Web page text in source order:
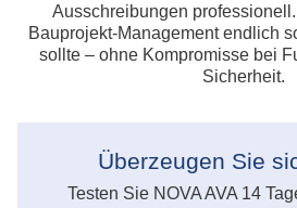
Ausschreibungen
Bauprojekt-Management endlich
sollte – ohne Kompromisse bei
Sicherheit.
Überzeugen Sie
Testen Sie NOVA AVA 14